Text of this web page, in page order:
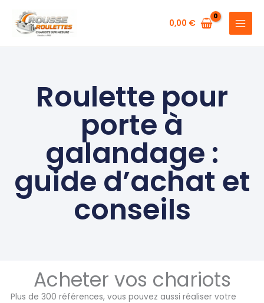
contenu
0,00 €
Roulette pour
porte à
galandage :
guide d’achat et
conseils
Acheter vos chariots
Plus de 300 références, vous pouvez aussi réaliser votre